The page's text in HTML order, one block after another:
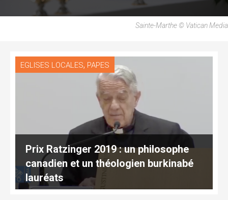
Sainte-Marthe © Vatican Media
EGLISES LOCALES, PAPES
Prix Ratzinger 2019 : un philosophe
canadien et un théologien burkinabé
lauréats